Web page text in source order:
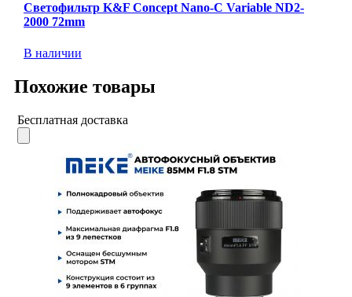
Светофильтр K&F Concept Nano-C Variable ND2-
2000 72mm
В наличии
Похожие товары
Бесплатная доставка